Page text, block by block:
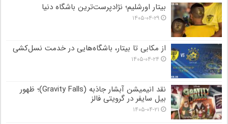
بیتار اورشلیم؛ نژادپرست‌ترین باشگاه دنیا
۱۴۰۵-۰۴-۲۹
از مکابی تا بیتار، باشگاه‌هایی در خدمت نسل‌کشی
۱۴۰۵-۰۴-۲۴
نقد انیمیشن آبشار جاذبه (Gravity Falls)؛ ظهور
بیل سایفر در گرویتی فالز
۱۴۰۵-۰۴-۲۱